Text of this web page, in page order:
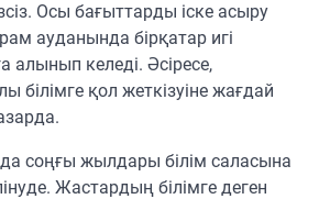
Осы бағыттарды іске асыру
ауданында бірқатар игі
алынып келеді. Әсіресе,
білімге қол жеткізуіне жағдай
соңғы жылдары білім саласына
Жастардың білімге деген